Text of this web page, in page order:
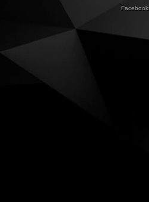
Facebook